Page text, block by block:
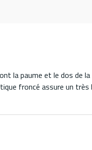
la paume et le dos de
froncé assure un